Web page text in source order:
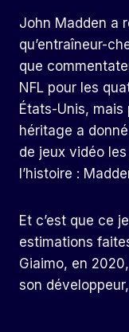
John Madden a
qu’entraîneur-
que
NFL pour les
États-Unis,
héritage a
de jeux vidéo
l’histoire :
Et c’est que ce
estimations
Giaimo, en
son